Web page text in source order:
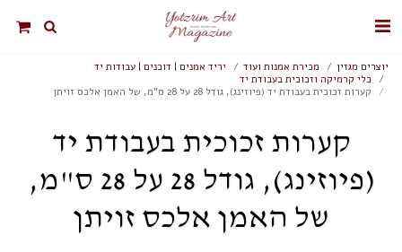
יוצרים מגזין מכירת אמנות ועוד
יריד אמנים | דוכנים | עבודות יד
כלי קרמיקה וזכוכית בעבודת יד
קערות זכוכית בעבודת יד (פיוזינג), גודל 28 על 28 ס"מ, של האמן אלכס זויתן
קערות זכוכית בעבודת יד
(פיוזינג), גודל 28 על 28 ס"מ,
של האמן אלכס זויתן